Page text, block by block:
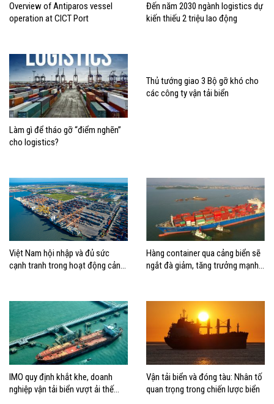
Overview of Antiparos vessel
operation at CICT Port
Đến năm 2030 ngành logistics dự
kiến thiếu 2 triệu lao động
Làm gì để tháo gỡ “điểm nghẽn”
cho logistics?
Thủ tướng giao 3 Bộ gỡ khó cho
các công ty vận tải biển
Việt Nam hội nhập và đủ sức
cạnh tranh trong hoạt động cảng
Hàng container qua cảng biển sẽ
ngắt đà giảm, tăng trưởng mạnh
IMO quy định khắt khe, doanh
nghiệp vận tải biển vượt ải thế
Vận tải biển và đóng tàu: Nhân tố
quan trọng trong chiến lược biển